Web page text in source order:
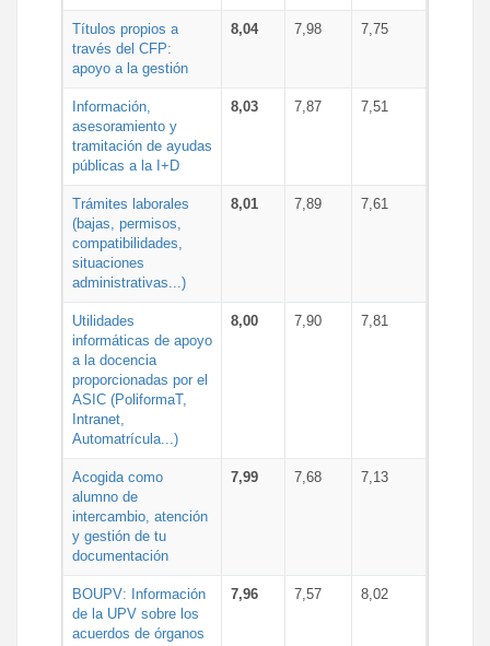
Títulos propios a
través del CFP:
apoyo a la gestión
8,04 7,98 7,75
Información,
asesoramiento y
tramitación de ayudas
públicas a la I+D
8,03 7,87 7,51
Trámites laborales
(bajas, permisos,
compatibilidades,
situaciones
administrativas...)
8,01 7,89 7,61
Utilidades
informáticas de apoyo
a la docencia
proporcionadas por el
ASIC (PoliformaT,
Intranet,
Automatrícula...)
8,00 7,90 7,81
Acogida como
alumno de
intercambio, atención
y gestión de tu
documentación
7,99 7,68 7,13
BOUPV: Información
de la UPV sobre los
acuerdos de órganos
7,96 7,57 8,02